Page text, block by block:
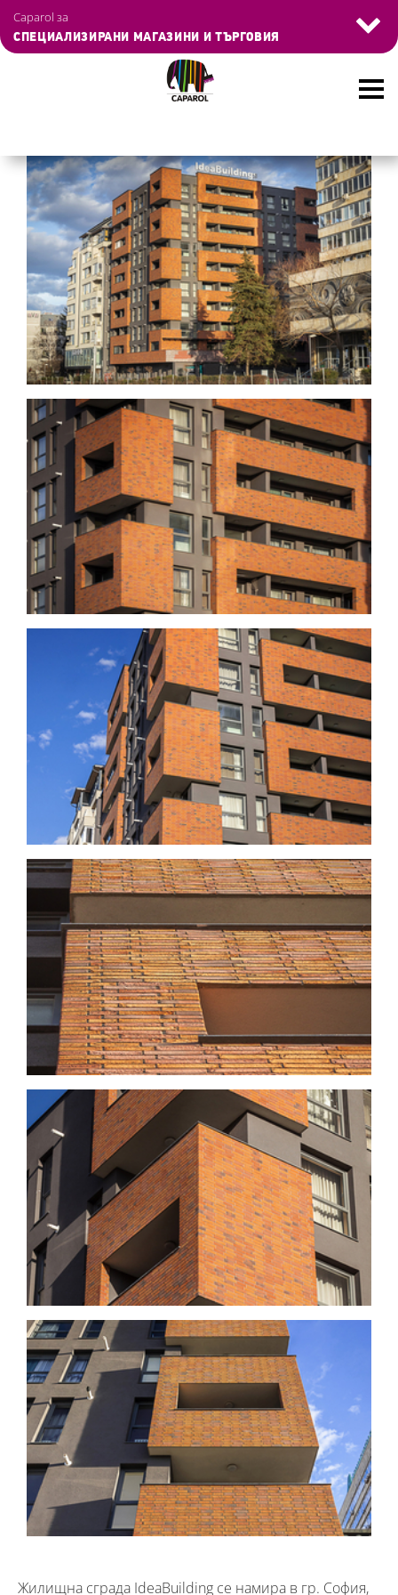
to
main
content
Caparol за
СПЕЦИАЛИЗИРАНИ МАГАЗИНИ И ТЪРГОВИЯ
Жилищна сграда IdeaBuilding се намира в гр. София,
Управление на бисквитките